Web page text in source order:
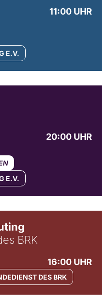
11:00 UHR
E.V.
20:00 UHR
E.V.
BRK
16:00 UHR
DES BRK